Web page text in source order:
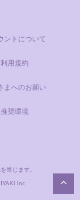
ントについて
利用規約
まへのお願い
推奨環境
禁じます。
Inc.